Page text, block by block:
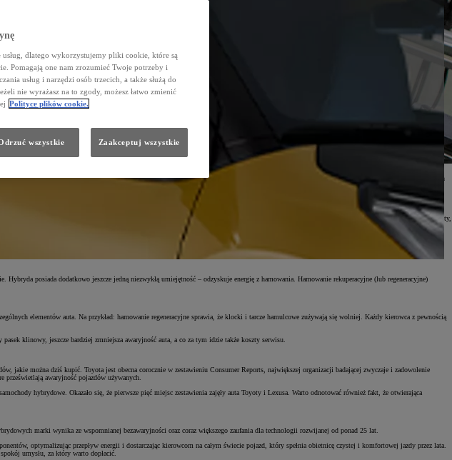
z posiadania hybrydy to nie tylko mniejsze rachunki przy dystrybutorze. Przyjrzyjmy się, w jaki sposób hybrydy generują oszczędności dla
ale przez cały okres użytkowania.
i komfortowej jazdy. Ćwierć wieku później z nowinki technologicznej hybrydy stały się najchętniej wybieranym źródłem napędu w gamie Toyoty,
musi pracować przez cały czas. W praktyce oznacza to, że za każdym razem, gdy poruszamy się z niewielką prędkością, stajemy na światłach,
zużywając ani jednej kropli paliwa. Statystyki pokazują, że nawet do 77% miejskich tras może zostać pokonanych w trybie elektrycznym.
posiada dodatkowo jeszcze jedną niezwykłą umiejętność – odzyskuje energię z hamowania. Hamowanie rekuperacyjne (lub regeneracyjne)
elementów auta. Na przykład: hamowanie regeneracyjne sprawia, że klocki i tarcze hamulcowe zużywają się wolniej. Każdy kierowca z pewnością
klinowy, jeszcze bardziej zmniejsza awaryjność auta, a co za tym idzie także koszty serwisu.
jakie można dziś kupić. Toyota jest obecna corocznie w zestawieniu Consumer Reports, największej organizacji badającej zwyczaje i zadowolenie
awaryjność pojazdów używanych.
hybrydowe. Okazało się, że pierwsze pięć miejsc zestawienia zajęły auta Toyoty i Lexusa. Warto odnotować również fakt, że otwierająca
marki wynika ze wspomnianej bezawaryjności oraz coraz większego zaufania dla technologii rozwijanej od ponad 25 lat.
optymalizując przepływ energii i dostarczając kierowcom na całym świecie pojazd, który spełnia obietnicę czystej i komfortowej jazdy przez lata.
umysłu, za który warto dopłacić.
dlatego wykorzystujemy pliki cookie, które są
Pomagają one nam zrozumieć Twoje potrzeby i
usług i narzędzi osób trzecich, a także służą do
nie wyrażasz na to zgody, możesz łatwo zmienić
Polityce plików cookie.
wszystkie Zaakceptuj wszystkie